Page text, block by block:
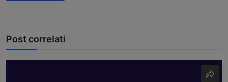
Post correlati